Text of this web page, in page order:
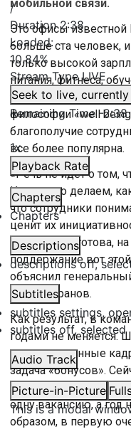
/
Duration2:38
Loaded:
10.84%
Stream TypeLIVE
Seek to live,
Remaining Time-2:38
1x
Playback Rate
Chapters
Chapters
Descriptions
descriptions off,
Subtitles
subtitles settings,
subtitles off, selected
Audio Track
Picture-in-Picture
This is a modal
мобильной связи.
Это офисы известной
больше ста человек,
только высокой
питания, фитнеса,
тимбилдингами. Все
философии «well
благополучие
все более популярна.
«Речь не идет о том,
Или что-то делаем,
что сотрудники
ценит их
помогать. И готова,
поддержание вот
объяснил
Антон Баранов.
Как результат, в
годами не меняется.
привлечь ценные
задача «бонусов».
довольно низкая
одну вакансию, а год
образом, в первую